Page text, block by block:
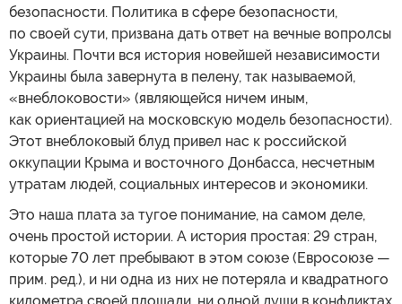
безопасности. Политика в сфере безопасности,
по своей сути, призвана дать ответ на вечные вопролсы
Украины. Почти вся история новейшей независимости
Украины была завернута в пелену, так называемой,
«внеблоковости» (являющейся ничем иным,
как ориентацией на московскую модель безопасности).
Этот внеблоковый блуд привел нас к российской
оккупации Крыма и восточного Донбасса, несчетным
утратам людей, социальных интересов и экономики.
Это наша плата за тугое понимание, на самом деле,
очень простой истории. А история простая: 29 стран,
которые 70 лет пребывают в этом союзе (Евросоюзе —
прим. ред.), и ни одна из них не потеряла и квадратного
километра своей площади, ни одной души в конфликтах